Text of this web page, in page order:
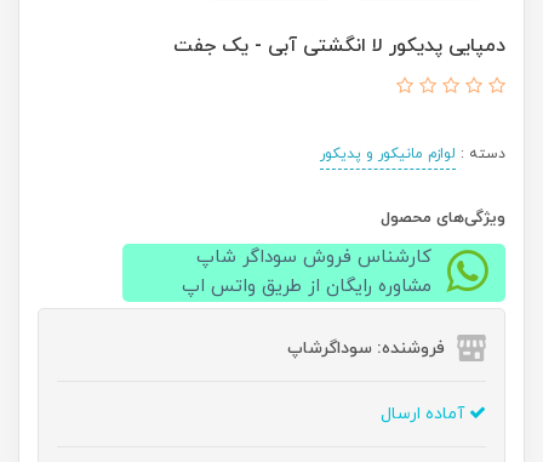
دمپایی پدیکور لا انگشتی آبی - یک جفت
دسته : لوازم مانیکور و پدیکور
ویژگی‌های محصول
کارشناس فروش سوداگر شاپ
مشاوره رایگان از طریق واتس اپ
فروشنده: سوداگرشاپ
آماده ارسال